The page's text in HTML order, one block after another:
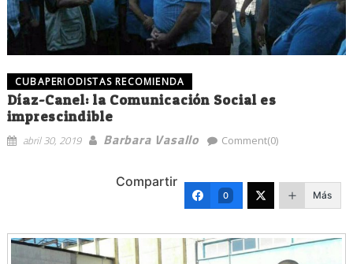
CUBAPERIODISTAS RECOMIENDA
Díaz-Canel: la Comunicación Social es
imprescindible
abril 30, 2019 Barbara Vasallo Comment(0)
Compartir
0 Más